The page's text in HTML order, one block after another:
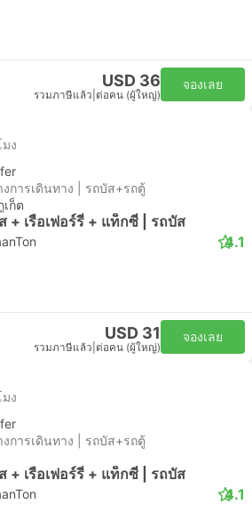
USD 36
รวมภาษีแล้ว ต่อคน (ผู้ใหญ่)
จองเลย
ง
การเดินทาง | รถบัส+รถตู้
ก็ต
+ เรือเฟอร์รี่ + แท็กซี่ | รถบัส
4.1
USD 31
รวมภาษีแล้ว ต่อคน (ผู้ใหญ่)
จองเลย
ง
การเดินทาง | รถบัส+รถตู้
+ เรือเฟอร์รี่ + แท็กซี่ | รถบัส
4.1